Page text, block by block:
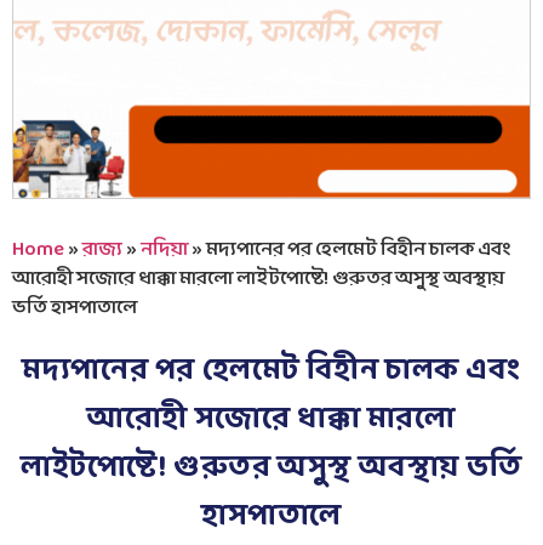
Home»রাজ্য»নদিয়া»মদ্যপানের পর হেলমেট বিহীন চালক এবং
আরোহী সজোরে ধাক্কা মারলো লাইটপোষ্টে! গুরুতর অসুস্থ অবস্থায়
ভর্তি হাসপাতালে
মদ্যপানের পর হেলমেট বিহীন চালক এবং
আরোহী সজোরে ধাক্কা মারলো
লাইটপোষ্টে! গুরুতর অসুস্থ অবস্থায় ভর্তি
হাসপাতালে